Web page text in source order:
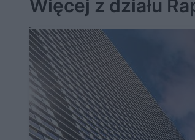
Więcej z działu